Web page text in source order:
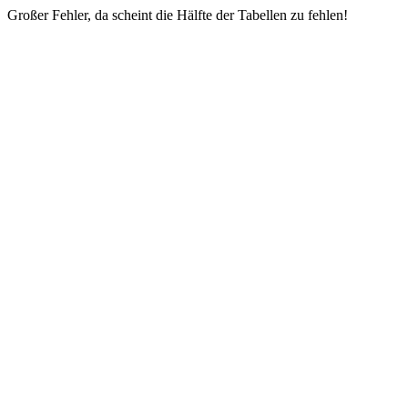
Großer Fehler, da scheint die Hälfte der Tabellen zu fehlen!